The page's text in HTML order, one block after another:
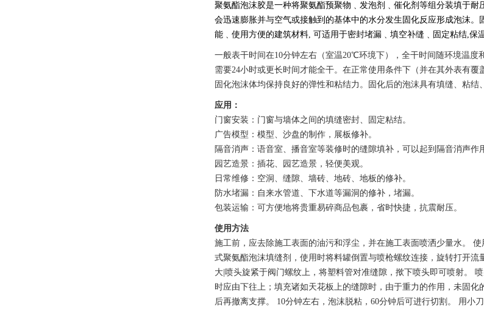
聚氨酯泡沫胶是一种将聚氨酯预聚物﹑发泡剂﹑催化剂等组分装填于
会迅速膨胀并与空气或接触到的基体中的水分发生固化反应形成泡沫
能﹑使用方便的建筑材料, 可适用于密封堵漏﹑填空补缝﹑固定粘结,保
一般表干时间在10分钟左右（室温20℃环境下），全干时间随环境温
需要24小时或更长时间才能全干。在正常使用条件下（并在其外表有
固化泡沫体均保持良好的弹性和粘结力。固化后的泡沫具有填缝、粘结
应用：
门窗安装：门窗与墙体之间的填缝密封、固定粘结。
广告模型：模型、沙盘的制作，展板修补。
隔音消声：语音室、播音室等装修时的缝隙填补，可以起到隔音消声作
园艺造景：插花、园艺造景，轻便美观。
日常维修：空洞、缝隙、墙砖、地砖、地板的修补。
防水堵漏：自来水管道、下水道等漏洞的修补，堵漏。
包装运输：可方便地将贵重易碎商品包裹，省时快捷，抗震耐压。
使用方法
施工前，应去除施工表面的油污和浮尘，并在施工表面喷洒少量水。
式聚氨酯泡沫填缝剂，使用时将料罐倒置与喷枪螺纹连接，旋转打开
大|喷头旋紧于阀门螺纹上，将塑料管对准缝隙，揿下喷头即可喷射。
时应由下往上；填充诸如天花板上的缝隙时，由于重力的作用，未固
后再撤离支撑。 10分钟左右，泡沫脱粘，60分钟后可进行切割。 用小